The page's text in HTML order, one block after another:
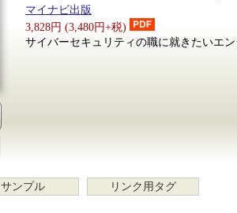
マイナビ出版
3,828円 (3,480円+税)
サイバーセキュリティの職に就きたいエン
サンプル リンク用タグ